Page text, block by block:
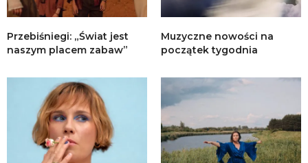
Przebiśniegi: „Świat jest
naszym placem zabaw”
Muzyczne nowości na
początek tygodnia